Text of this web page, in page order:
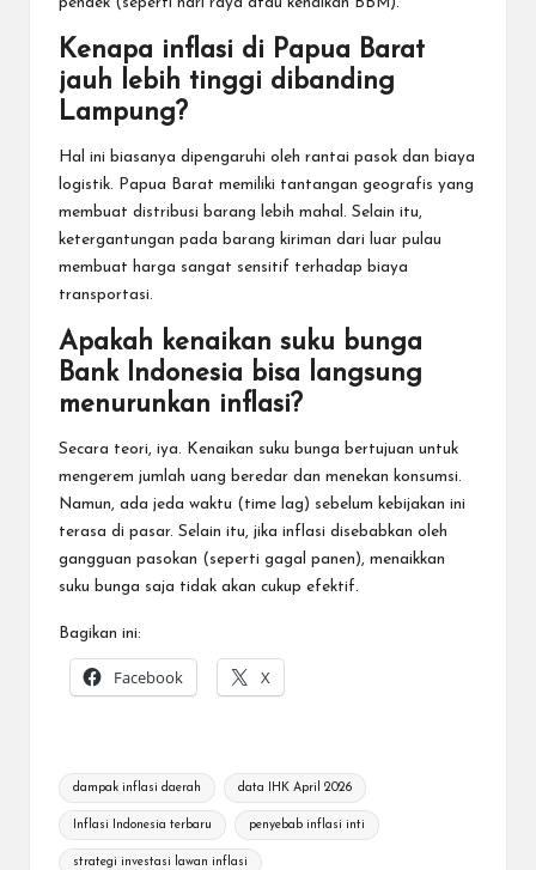
Kenapa inflasi di Papua Barat
jauh lebih tinggi dibanding
Lampung?
Hal ini biasanya dipengaruhi oleh rantai pasok dan biaya
logistik. Papua Barat memiliki tantangan geografis yang
membuat distribusi barang lebih mahal. Selain itu,
ketergantungan pada barang kiriman dari luar pulau
membuat harga sangat sensitif terhadap biaya
transportasi.
Apakah kenaikan suku bunga
Bank Indonesia bisa langsung
menurunkan inflasi?
Secara teori, iya. Kenaikan suku bunga bertujuan untuk
mengerem jumlah uang beredar dan menekan konsumsi.
Namun, ada jeda waktu (time lag) sebelum kebijakan ini
terasa di pasar. Selain itu, jika inflasi disebabkan oleh
gangguan pasokan (seperti gagal panen), menaikkan
suku bunga saja tidak akan cukup efektif.
Bagikan ini:
Facebook X
Tags:
dampak inflasi daerah data IHK April 2026
Inflasi Indonesia terbaru penyebab inflasi inti
strategi investasi lawan inflasi